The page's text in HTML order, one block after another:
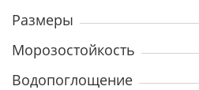
Размеры
Морозостойкость
Водопоглощение